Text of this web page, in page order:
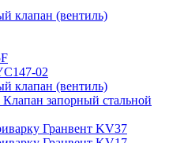
клапан (вентиль)
02
клапан (вентиль)
запорный стальной
Гранвент KV37